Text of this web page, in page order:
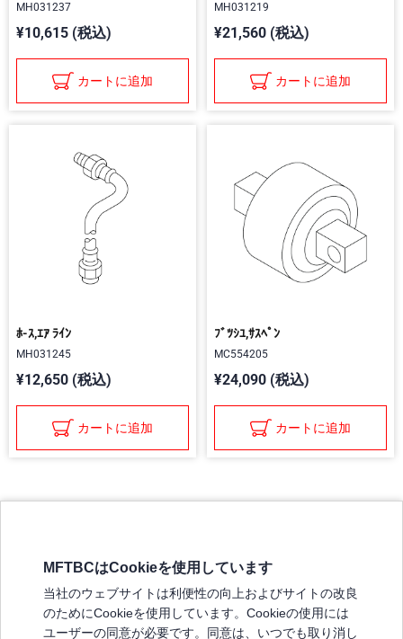
MH031237
¥10,615 (税込)
カートに追加
MH031219
¥21,560 (税込)
カートに追加
ﾎ-ｽ,ｴｱ ﾗｲﾝ
MH031245
¥12,650 (税込)
カートに追加
ﾌﾞﾂｼﾕ,ｻｽﾍﾟﾝ
MC554205
¥24,090 (税込)
カートに追加
弊社の製品について
販売店リスト
MFTBCはCookieを使用しています
当社のウェブサイトは利便性の向上およびサイトの改良
のためにCookieを使用しています。Cookieの使用には
ユーザーの同意が必要です。同意は、いつでも取り消し